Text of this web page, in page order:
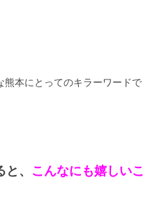
熊本にとってのキラーワードで
、 こんなにも嬉しいこ